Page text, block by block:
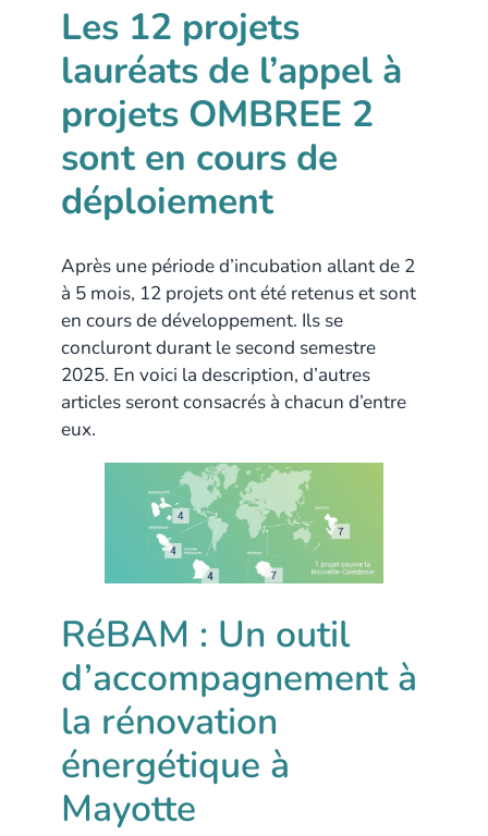
Les 12 projets
lauréats de l’appel à
projets OMBREE 2
sont en cours de
déploiement
Après une période d’incubation allant de 2
à 5 mois, 12 projets ont été retenus et sont
en cours de développement. Ils se
concluront durant le second semestre
2025. En voici la description, d’autres
articles seront consacrés à chacun d’entre
eux.
RéBAM : Un outil
d’accompagnement à
la rénovation
énergétique à
Mayotte